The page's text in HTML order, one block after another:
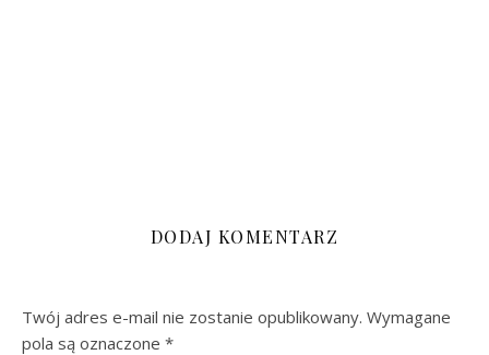
DODAJ KOMENTARZ
Twój adres e-mail nie zostanie opublikowany. Wymagane
pola są oznaczone *